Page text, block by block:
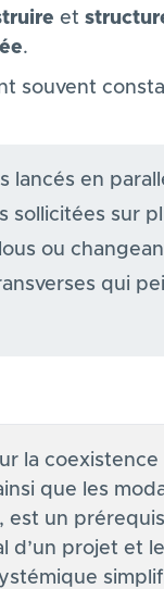
et
.
souvent
lancés en
sollicitées sur
ou
qui
la
que les
est un
d’un projet et